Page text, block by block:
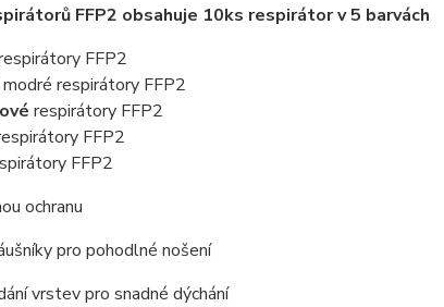
FFP2 obsahuje 10ks respirátor v 5 barvách
FFP2
modré respirátory FFP2
respirátory FFP2
FFP2
FFP2
ochranu
pro pohodlné nošení
vrstev pro snadné dýchání